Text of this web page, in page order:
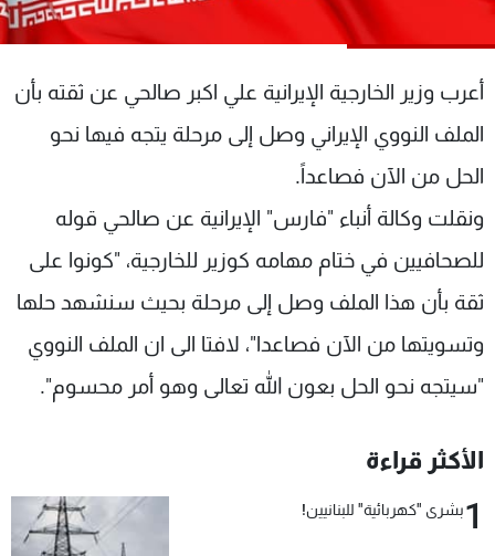
أعرب وزير الخارجية الإيرانية علي اكبر صالحي عن ثقته بأن
الملف النووي الإيراني وصل إلى مرحلة يتجه فيها نحو
الحل من الآن فصاعداً.
ونقلت وكالة أنباء "فارس" الإيرانية عن صالحي قوله
للصحافيين في ختام مهامه كوزير للخارجية، "كونوا على
ثقة بأن هذا الملف وصل إلى مرحلة بحيث سنشهد حلها
وتسويتها من الآن فصاعدا"، لافتا الى ان الملف النووي
"سيتجه نحو الحل بعون الله تعالى وهو أمر محسوم".
الأكثر قراءة
1بشرى "كهربائية" للبنانيين!
شاهد البرامج
الترددات
عن MTV
الإنـتـاج
لاعلاناتكم
وظائف
سياسة الخصوصية